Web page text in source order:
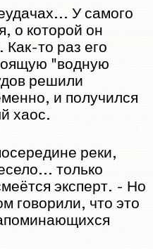
У самого
о которой он
то раз его
"водную
решили
и получился
хаос.
реки,
только
эксперт. - Но
говорили, что это